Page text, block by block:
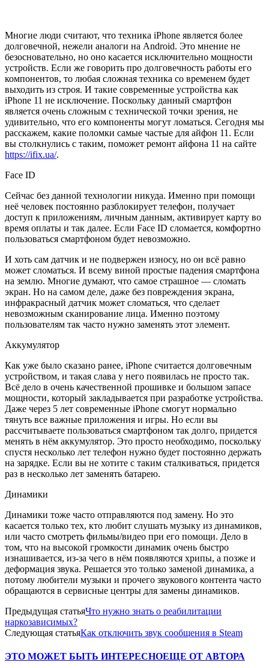
Многие люди считают, что техника iPhone является более
долговечной, нежели аналоги на Android. Это мнение не
безосновательно, но оно касается исключительно мощности
устройств. Если же говорить про долговечность работы его
компонентов, то любая сложная техника со временем будет
выходить из строя. И такие современные устройства как
iPhone 11 не исключение. Поскольку данный смартфон
является очень сложным с технической точки зрения, не
удивительно, что его компоненты могут ломаться. Сегодня мы
расскажем, какие поломки самые частые для айфон 11. Если
вы столкнулись с таким, поможет ремонт айфона 11 на сайте
https://ifix.ua/.
Face ID
Сейчас без данной технологии никуда. Именно при помощи
неё человек постоянно разблокирует телефон, получает
доступ к приложениям, личным данным, активирует карту во
время оплаты и так далее. Если Face ID сломается, комфортно
пользоваться смартфоном будет невозможно.
И хоть сам датчик и не подвержен износу, но он всё равно
может сломаться. И всему виной простые падения смартфона
на землю. Многие думают, что самое страшное — сломать
экран. Но на самом деле, даже без повреждения экрана,
инфракрасный датчик может сломаться, что сделает
невозможным сканирование лица. Именно поэтому
пользователям так часто нужно заменять этот элемент.
Аккумулятор
Как уже было сказано ранее, iPhone считается долговечным
устройством, и такая слава у него появилась не просто так.
Всё дело в очень качественной прошивке и большом запасе
мощности, который закладывается при разработке устройства.
Даже через 5 лет современные iPhone смогут нормально
тянуть все важные приложения и игры. Но если вы
рассчитываете пользоваться смартфоном так долго, придется
менять в нём аккумулятор. Это просто необходимо, поскольку
спустя несколько лет телефон нужно будет постоянно держать
на зарядке. Если вы не хотите с таким сталкиваться, придется
раз в несколько лет заменять батарею.
Динамики
Динамики тоже часто отправляются под замену. Но это
касается только тех, кто любит слушать музыку из динамиков,
или часто смотреть фильмы/видео при его помощи. Дело в
том, что на высокой громкости динамик очень быстро
изнашивается, из-за чего в нём появляются хрипы, а позже и
деформация звука. Решается это только заменой динамика, а
потому любители музыки и прочего звукового контента часто
обращаются в сервисные центры для замены динамиков.
Предыдущая статьяЧто нужно знать о реабилитации
наркозависимых?
Следующая статьяКак отключить звук сообщения в Steam
ЭТО МОЖЕТ БЫТЬ ИНТЕРЕСНОЕЩЕ ОТ АВТОРА